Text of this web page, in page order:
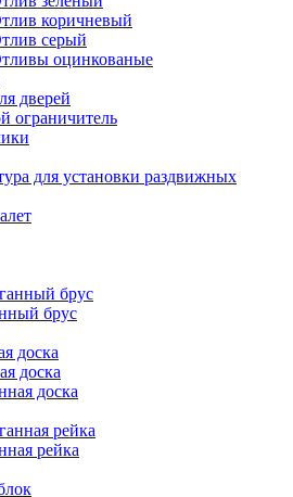
коричневый
серый
оцинкованые
дверей
ограничитель
для установки раздвижных
брус
брус
доска
доска
доска
рейка
рейка